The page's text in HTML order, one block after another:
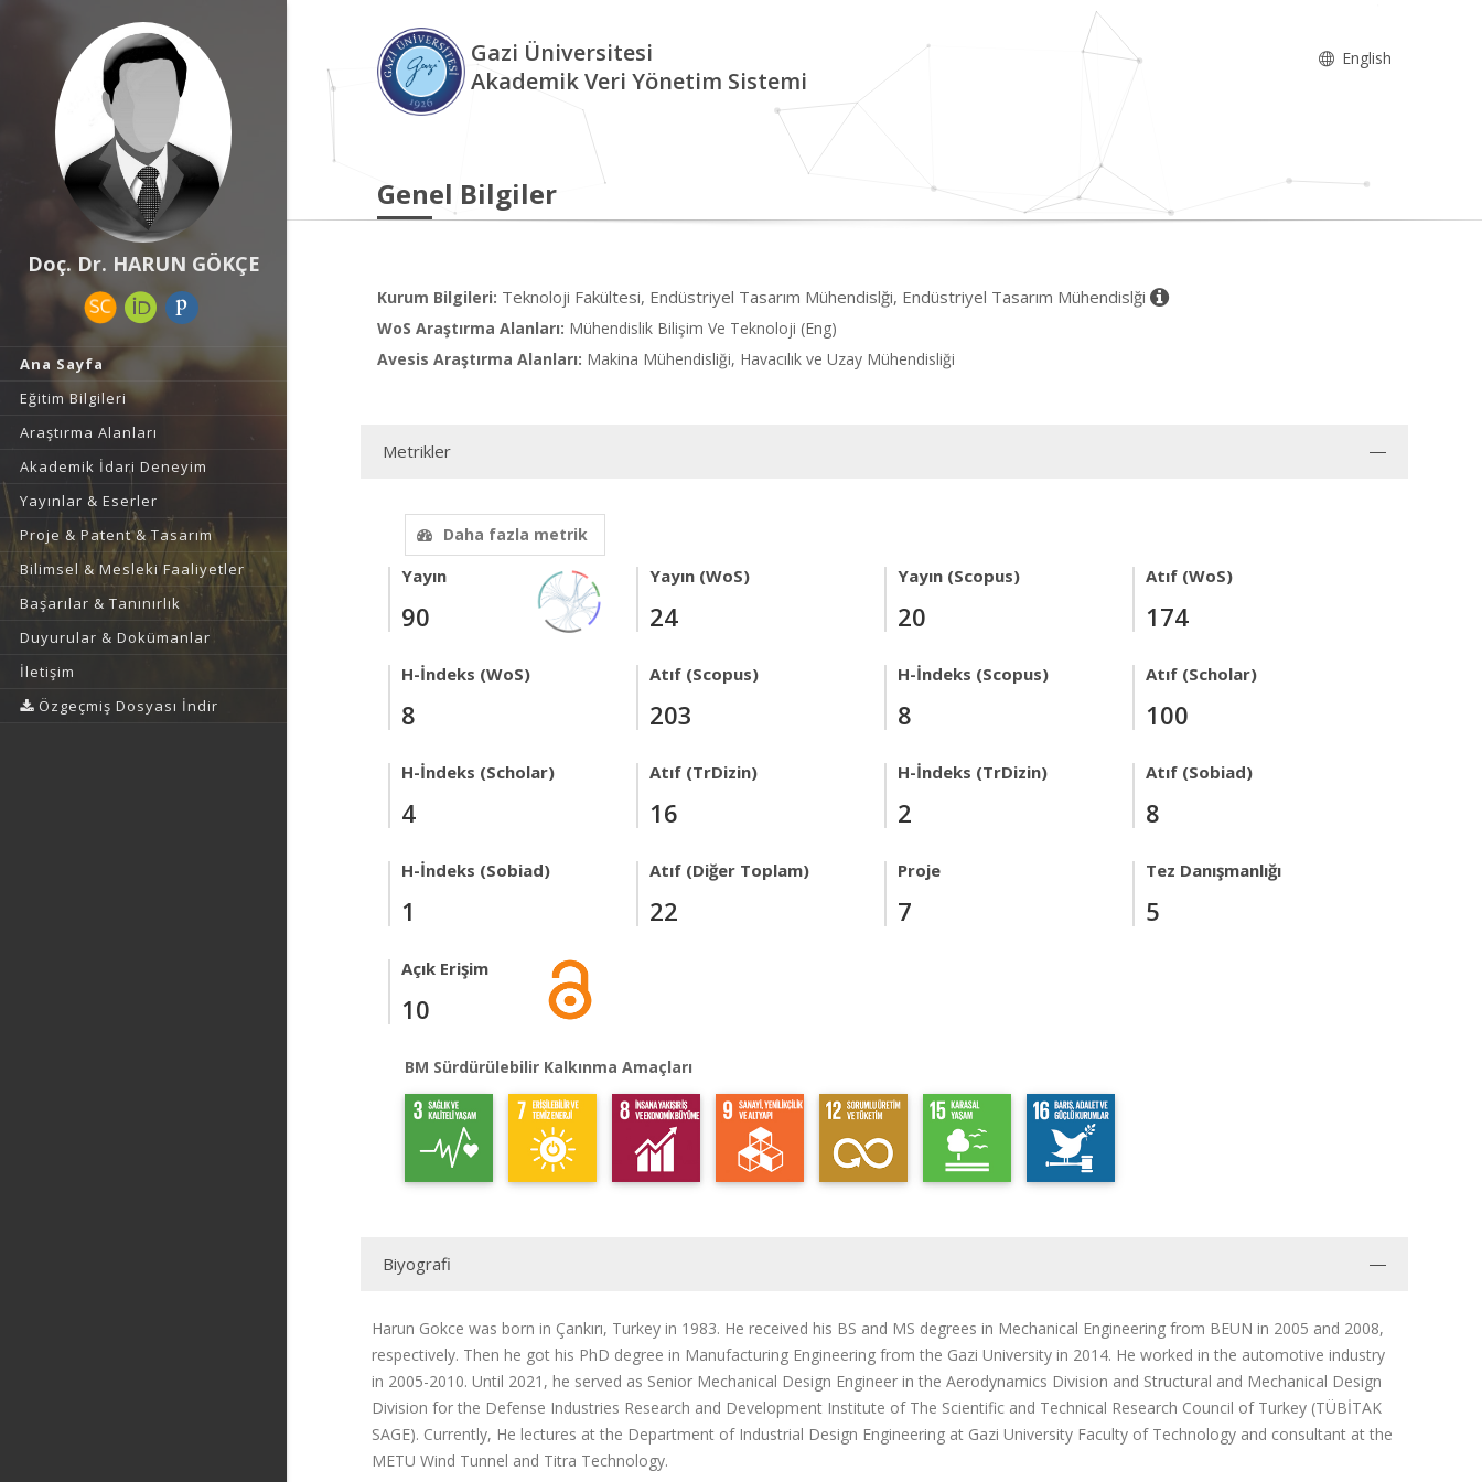
Doç. Dr. HARUN GÖKÇE
Ana Sayfa
Eğitim Bilgileri
Araştırma Alanları
Akademik İdari Deneyim
Yayınlar & Eserler
Proje & Patent & Tasarım
Bilimsel & Mesleki Faaliyetler
Başarılar & Tanınırlık
Duyurular & Dokümanlar
İletişim
Özgeçmiş Dosyası İndir
Gazi Üniversitesi
Akademik Veri Yönetim Sistemi
English
Genel Bilgiler
Kurum Bilgileri: Teknoloji Fakültesi, Endüstriyel Tasarım Mühendislği, Endüstriyel Tasarım Mühendislği
WoS Araştırma Alanları: Mühendislik Bilişim Ve Teknoloji (Eng)
Avesis Araştırma Alanları: Makina Mühendisliği, Havacılık ve Uzay Mühendisliği
Metrikler
Daha fazla metrik
Yayın
90
Yayın (WoS)
24
Yayın (Scopus)
20
Atıf (WoS)
174
H-İndeks (WoS)
8
Atıf (Scopus)
203
H-İndeks (Scopus)
8
Atıf (Scholar)
100
H-İndeks (Scholar)
4
Atıf (TrDizin)
16
H-İndeks (TrDizin)
2
Atıf (Sobiad)
8
H-İndeks (Sobiad)
1
Atıf (Diğer Toplam)
22
Proje
7
Tez Danışmanlığı
5
Açık Erişim
10
BM Sürdürülebilir Kalkınma Amaçları
Biyografi
Harun Gokce was born in Çankırı, Turkey in 1983. He received his BS and MS degrees in Mechanical Engineering from BEUN in 2005 and 2008,
respectively. Then he got his PhD degree in Manufacturing Engineering from the Gazi University in 2014. He worked in the automotive industry
in 2005-2010. Until 2021, he served as Senior Mechanical Design Engineer in the Aerodynamics Division and Structural and Mechanical Design
Division for the Defense Industries Research and Development Institute of The Scientific and Technical Research Council of Turkey (TÜBİTAK
SAGE). Currently, He lectures at the Department of Industrial Design Engineering at Gazi University Faculty of Technology and consultant at the
METU Wind Tunnel and Titra Technology.